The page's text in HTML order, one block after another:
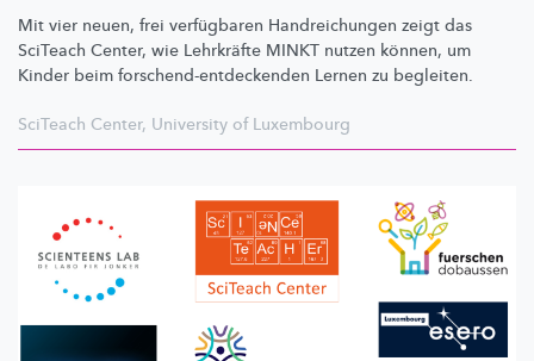
Mit vier neuen, frei verfügbaren Handreichungen zeigt das
SciTeach Center, wie Lehrkräfte MINKT nutzen können, um
Kinder beim forschend-entdeckenden Lernen zu begleiten.
SciTeach Center, University of Luxembourg